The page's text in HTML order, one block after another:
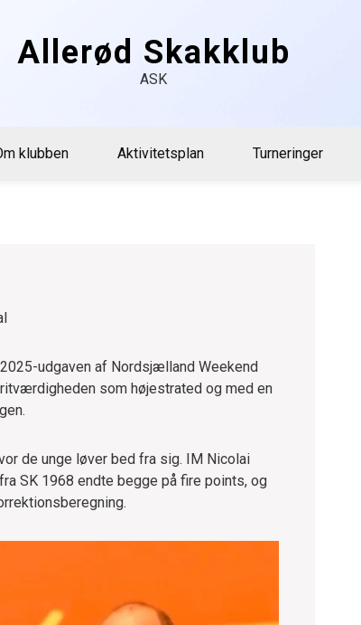
Allerød Skakklub
ASK
klubben Aktivitetsplan Turneringer
udgaven af Nordsjælland Weekend
som højestrated og med en
de unge løver bed fra sig. IM Nicolai
SK 1968 endte begge på fire points, og